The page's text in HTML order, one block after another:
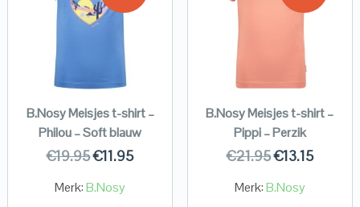
B.Nosy Meisjes t-shirt –
Philou – Soft blauw
€19.95€11.95
Merk:B.Nosy
B.Nosy Meisjes t-shirt –
Pippi – Perzik
€21.95€13.15
Merk:B.Nosy